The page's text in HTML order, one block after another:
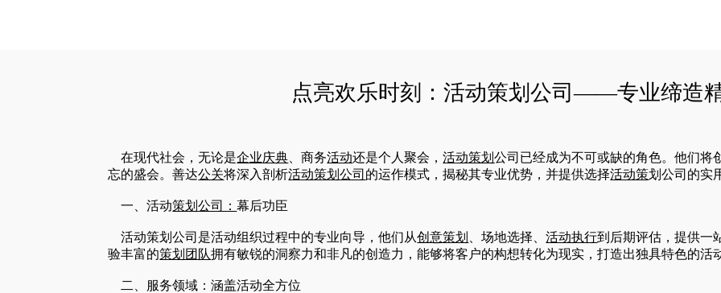
点亮欢乐时刻：活动策划公司——专业缔造
在现代社会，无论是企业庆典 、商务活动还是个人聚会，活动策划公司已经成为不可或缺的角色。他们将
忘的盛会。善达公关将深入剖析活动策划公司 的运作模式，揭秘其专业优势，并提供选择活动策划公司的实
一、活动策划公司：幕后功臣
活动策划公司是活动组织过程中的专业向导，他们从创意策划 、场地选择、活动执行到后期评估，提供一
验丰富的策划团队拥有敏锐的洞察力和非凡的创造力，能够将客户的构想转化为现实，打造出独具特色的活
二、服务领域：涵盖活动全方位